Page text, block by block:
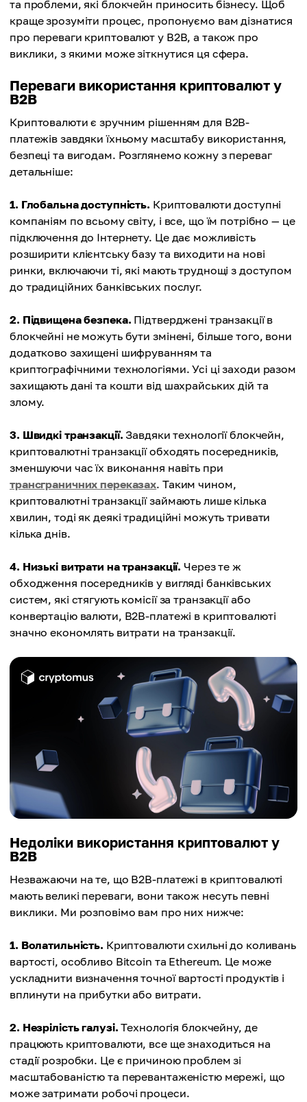
та проблеми, які блокчейн приносить бізнесу. Щоб
краще зрозуміти процес, пропонуємо вам дізнатися
про переваги криптовалют у B2B, а також про
виклики, з якими може зіткнутися ця сфера.
Переваги використання криптовалют у
B2B
Криптовалюти є зручним рішенням для B2B-
платежів завдяки їхньому масштабу використання,
безпеці та вигодам. Розглянемо кожну з переваг
детальніше:
1. Глобальна доступність. Криптовалюти доступні
компаніям по всьому світу, і все, що їм потрібно — це
підключення до Інтернету. Це дає можливість
розширити клієнтську базу та виходити на нові
ринки, включаючи ті, які мають труднощі з доступом
до традиційних банківських послуг.
2. Підвищена безпека. Підтверджені транзакції в
блокчейні не можуть бути змінені, більше того, вони
додатково захищені шифруванням та
криптографічними технологіями. Усі ці заходи разом
захищають дані та кошти від шахрайських дій та
злому.
3. Швидкі транзакції. Завдяки технології блокчейн,
криптовалютні транзакції обходять посередників,
зменшуючи час їх виконання навіть при
трансграничних переказах. Таким чином,
криптовалютні транзакції займають лише кілька
хвилин, тоді як деякі традиційні можуть тривати
кілька днів.
4. Низькі витрати на транзакції. Через те ж
обходження посередників у вигляді банківських
систем, які стягують комісії за транзакції або
конвертацію валюти, B2B-платежі в криптовалюті
значно економлять витрати на транзакції.
Недоліки використання криптовалют у
B2B
Незважаючи на те, що B2B-платежі в криптовалюті
мають великі переваги, вони також несуть певні
виклики. Ми розповімо вам про них нижче:
1. Волатильність. Криптовалюти схильні до коливань
вартості, особливо Bitcoin та Ethereum. Це може
ускладнити визначення точної вартості продуктів і
вплинути на прибутки або витрати.
2. Незрілість галузі. Технологія блокчейну, де
працюють криптовалюти, все ще знаходиться на
стадії розробки. Це є причиною проблем зі
масштабованістю та перевантаженістю мережі, що
може затримати робочі процеси.